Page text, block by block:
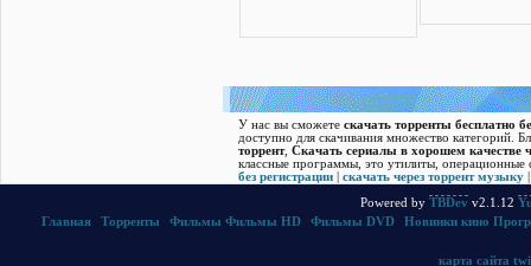
У нас вы сможете скачать торренты бесплатно
доступно для скачивания множество категорий.
торрент, Скачать cериалы в хорошем качестве
классные программы, это утилиты,
без регистрации| скачать через торрент музыку
Powered by TBDev v2.1.12
Главная
Торренты Фильмы Фильмы HD Фильмы DVD Новинки кино
карта сайта